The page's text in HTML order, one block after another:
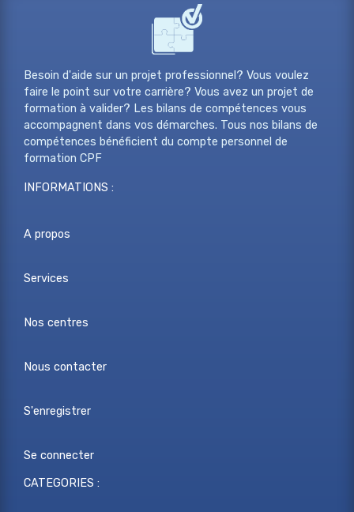
Besoin d'aide sur un projet professionnel? Vous voulez
faire le point sur votre carrière? Vous avez un projet de
formation à valider? Les bilans de compétences vous
accompagnent dans vos démarches. Tous nos bilans de
compétences bénéficient du compte personnel de
formation CPF
INFORMATIONS :
A propos
Services
Nos centres
Nous contacter
S'enregistrer
Se connecter
CATEGORIES :